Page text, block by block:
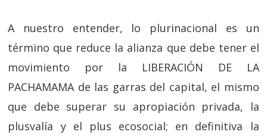
A nuestro entender, lo plurinacional es un
término que reduce la alianza que debe tener el
movimiento por la LIBERACIÓN DE LA
PACHAMAMA de las garras del capital, el mismo
que debe superar su apropiación privada, la
plusvalía y el plus ecosocial; en definitiva la